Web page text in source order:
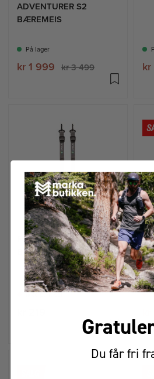
ADVENTURER S2
BÆREMEIS
På lager
kr 1 999 kr 3 499
FOTSTROPPER TIL
BÆREMEIS
Ikke på lager
Du får fri